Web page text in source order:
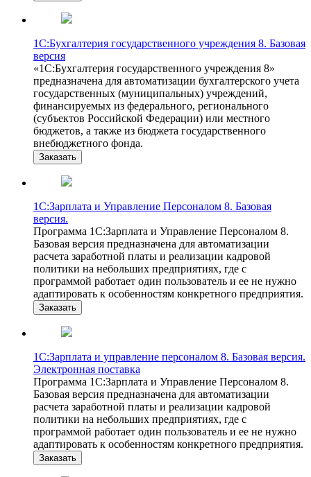
1С:Бухгалтерия государственного учреждения 8. Базовая
версия
«1С:Бухгалтерия государственного учреждения 8»
предназначена для автоматизации бухгалтерского учета
государственных (муниципальных) учреждений,
финансируемых из федерального, регионального
(субъектов Российской Федерации) или местного
бюджетов, а также из бюджета государственного
внебюджетного фонда.
Заказать
1С:Зарплата и Управление Персоналом 8. Базовая
версия.
Программа 1С:Зарплата и Управление Персоналом 8.
Базовая версия предназначена для автоматизации
расчета заработной платы и реализации кадровой
политики на небольших предприятиях, где с
программой работает один пользователь и ее не нужно
адаптировать к особенностям конкретного предприятия.
Заказать
1С:Зарплата и управление персоналом 8. Базовая версия.
Электронная поставка
Программа 1С:Зарплата и Управление Персоналом 8.
Базовая версия предназначена для автоматизации
расчета заработной платы и реализации кадровой
политики на небольших предприятиях, где с
программой работает один пользователь и ее не нужно
адаптировать к особенностям конкретного предприятия.
Заказать